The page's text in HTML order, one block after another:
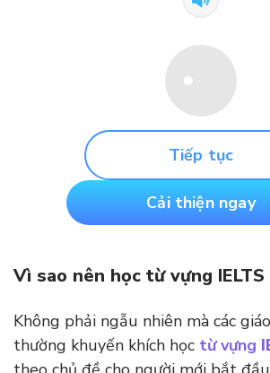
Tiếp tục
Cải thiện ngay
Vì sao nên học từ vựng
Không phải ngẫu nhiên mà các
thường khuyến khích học từ vựng